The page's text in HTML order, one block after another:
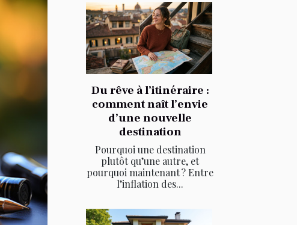
Du rêve à l’itinéraire :
comment naît l’envie
d’une nouvelle
destination
Pourquoi une destination
plutôt qu’une autre, et
pourquoi maintenant ? Entre
l’inflation des...